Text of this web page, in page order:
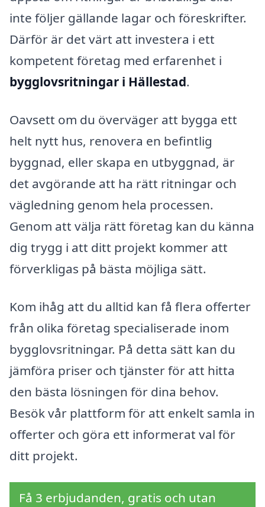
inte följer gällande lagar och föreskrifter.
Därför är det värt att investera i ett
kompetent företag med erfarenhet i
bygglovsritningar i Hällestad.
Oavsett om du överväger att bygga ett
helt nytt hus, renovera en befintlig
byggnad, eller skapa en utbyggnad, är
det avgörande att ha rätt ritningar och
vägledning genom hela processen.
Genom att välja rätt företag kan du känna
dig trygg i att ditt projekt kommer att
förverkligas på bästa möjliga sätt.
Kom ihåg att du alltid kan få flera offerter
från olika företag specialiserade inom
bygglovsritningar. På detta sätt kan du
jämföra priser och tjänster för att hitta
den bästa lösningen för dina behov.
Besök vår plattform för att enkelt samla in
offerter och göra ett informerat val för
ditt projekt.
Få 3 erbjudanden, gratis och utan